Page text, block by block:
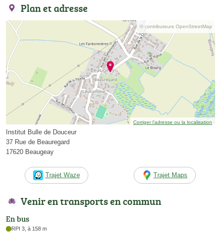
Plan et adresse
© contributeurs OpenStreetMap
Corriger l’adresse ou la localisation
Institut Bulle de Douceur
37 Rue de Beauregard
17620 Beaugeay
Trajet Waze Trajet Maps
Venir en transports en commun
En bus
RPI 3, à 158 m